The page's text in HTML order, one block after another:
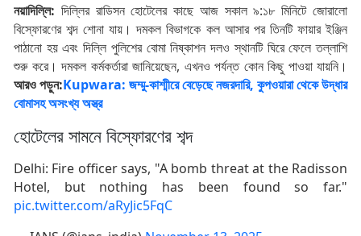
নয়াদিল্লি: দিল্লির রাডিসন হোটেলের কাছে আজ সকাল ৯:১৮ মিনিটে জোরালো
বিস্ফোরণের শব্দ শোনা যায়। দমকল বিভাগকে কল আসার পর তিনটি ফায়ার ইঞ্জিন
পাঠানো হয় এবং দিল্লি পুলিশের বোমা নিষ্কাশন দলও স্থানটি ঘিরে ফেলে তল্লাশি
শুরু করে। দমকল কর্মকর্তারা জানিয়েছেন, এখনও পর্যন্ত কোন কিছু পাওয়া যায়নি।
আরও পড়ুন:Kupwara: জম্মু-কাশ্মীরে বেড়েছে নজরদারি, কুপওয়ারা থেকে উদ্ধার
বোমাসহ অসংখ্য অস্ত্র
হোটেলের সামনে বিস্ফোরণের শব্দ
Delhi: Fire officer says, "A bomb threat at the Radisson
Hotel, but nothing has been found so far."
pic.twitter.com/aRyJic5FqC